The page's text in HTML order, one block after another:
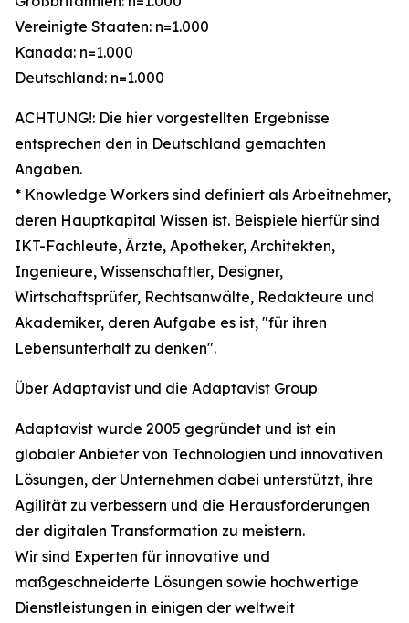
Vereinigte Staaten: n=1.000
Kanada: n=1.000
Deutschland: n=1.000
ACHTUNG!: Die hier vorgestellten Ergebnisse
entsprechen den in Deutschland gemachten
Angaben.
* Knowledge Workers sind definiert als Arbeitnehmer,
deren Hauptkapital Wissen ist. Beispiele hierfür sind
IKT-Fachleute, Ärzte, Apotheker, Architekten,
Ingenieure, Wissenschaftler, Designer,
Wirtschaftsprüfer, Rechtsanwälte, Redakteure und
Akademiker, deren Aufgabe es ist, "für ihren
Lebensunterhalt zu denken".
Über Adaptavist und die Adaptavist Group
Adaptavist wurde 2005 gegründet und ist ein
globaler Anbieter von Technologien und innovativen
Lösungen, der Unternehmen dabei unterstützt, ihre
Agilität zu verbessern und die Herausforderungen
der digitalen Transformation zu meistern.
Wir sind Experten für innovative und
maßgeschneiderte Lösungen sowie hochwertige
Dienstleistungen in einigen der weltweit